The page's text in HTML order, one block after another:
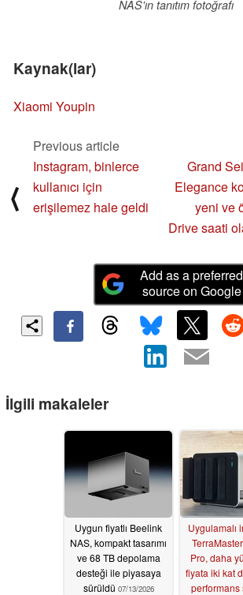
NAS'ın tanıtım fotoğrafı
Kaynak(lar)
Xiaomi Youpin
⟨
Previous article
Instagram, binlerce
kullanıcı için
erişilemez hale geldi
Grand
Elegance
yeni ve
Drive saati
Add as a preferred
source on Google
İlgili makaleler
Uygun fiyatlı Beelink
NAS, kompakt tasarımı
ve 68 TB depolama
desteği ile piyasaya
sürüldü 07/13/2026
Uygulamalı
Pro, daha
fiyata iki kat
performans